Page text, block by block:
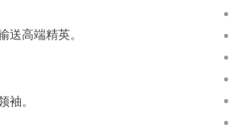
高端精英。
。